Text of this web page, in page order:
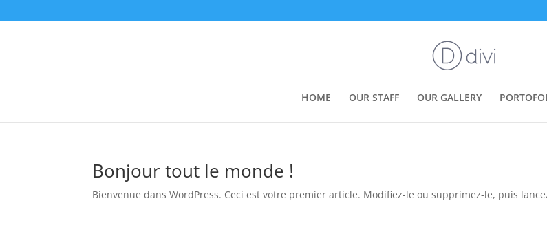
HOME OUR STAFF OUR GALLERY
Bonjour tout le monde !
Bienvenue dans WordPress. Ceci est votre premier article. Modifiez-le ou supprimez-le, puis